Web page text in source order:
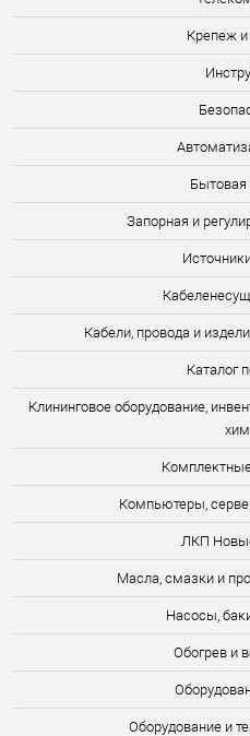
Крепеж
Бытовая
Запорная и
Кабели, провода и
Каталог
Клининговое оборудование,
Компьютеры,
ЛКП
Масла, смазки и
Насосы,
Обогрев и
Оборудование и